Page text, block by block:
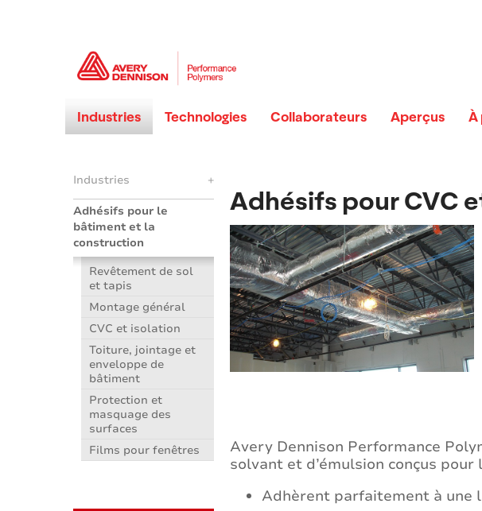
Industries Technologies Collaborateurs Aperçus À
Adhésifs pour CVC
Avery Dennison Performance
solvant et d’émulsion conçus
Adhèrent parfaitement à une
+
Industries
Adhésifs pour le
bâtiment et la
construction
Revêtement de sol
et tapis
Montage général
CVC et isolation
Toiture, jointage et
enveloppe de
bâtiment
Protection et
masquage des
surfaces
Films pour fenêtres